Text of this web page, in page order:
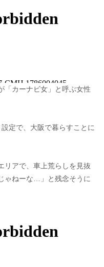
「カーナビ女」と呼ぶ女性
定で、大阪で暮らすことに
リアで、車上荒らしを見抜
ゃねーな…」と残念そうに